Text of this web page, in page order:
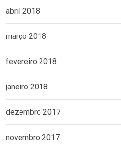
abril 2018
março 2018
fevereiro 2018
janeiro 2018
dezembro 2017
novembro 2017